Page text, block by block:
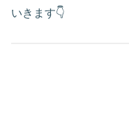
いきます👇